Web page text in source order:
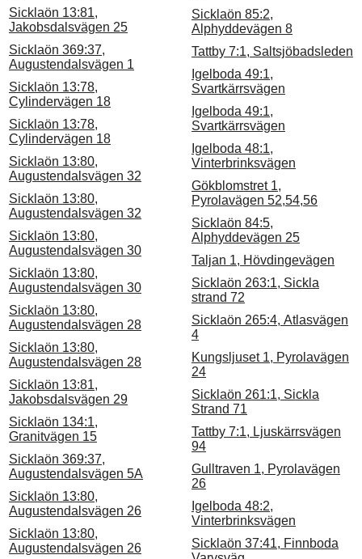
Sicklaön 13:81,
Jakobsdalsvägen 25
Sicklaön 369:37,
Augustendalsvägen 1
Sicklaön 13:78,
Cylindervägen 18
Sicklaön 13:78,
Cylindervägen 18
Sicklaön 13:80,
Augustendalsvägen 32
Sicklaön 13:80,
Augustendalsvägen 32
Sicklaön 13:80,
Augustendalsvägen 30
Sicklaön 13:80,
Augustendalsvägen 30
Sicklaön 13:80,
Augustendalsvägen 28
Sicklaön 13:80,
Augustendalsvägen 28
Sicklaön 13:81,
Jakobsdalsvägen 29
Sicklaön 134:1,
Granitvägen 15
Sicklaön 369:37,
Augustendalsvägen 5A
Sicklaön 13:80,
Augustendalsvägen 26
Sicklaön 13:80,
Augustendalsvägen 26
Sicklaön 85:2,
Alphyddevägen 8
Tattby 7:1, Saltsjöbadsleden
Igelboda 49:1,
Svartkärrsvägen
Igelboda 49:1,
Svartkärrsvägen
Igelboda 48:1,
Vinterbrinksvägen
Gökblomstret 1,
Pyrolavägen 52,54,56
Sicklaön 84:5,
Alphyddevägen 25
Taljan 1, Hövdingevägen
Sicklaön 263:1, Sickla
strand 72
Sicklaön 265:4, Atlasvägen
4
Kungsljuset 1, Pyrolavägen
24
Sicklaön 261:1, Sickla
Strand 71
Tattby 7:1, Ljuskärrsvägen
94
Gulltraven 1, Pyrolavägen
26
Igelboda 48:2,
Vinterbrinksvägen
Sicklaön 37:41, Finnboda